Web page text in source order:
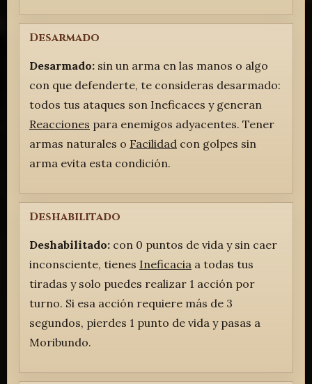
Desarmado
Desarmado:sin un arma en las manos o algo
con que defenderte, te consideras desarmado:
todos tus ataques son Ineficaces y generan
Reacciones para enemigos adyacentes. Tener
armas naturales o Facilidadcon golpes sin
arma evita esta condición.
Deshabilitado
Deshabilitado:con 0 puntos de vida y sin caer
inconsciente, tienes Ineficaciaa todas tus
tiradas y solo puedes realizar 1 acción por
turno. Si esa acción requiere más de 3
segundos, pierdes 1 punto de vida y pasas a
Moribundo.